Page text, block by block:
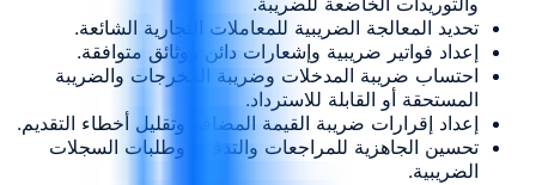
تحديد المعالجة الضريبية للمعاملات التجارية الشائعة.
إعداد فواتير ضريبية وإشعارات دائن ووثائق متوافقة.
احتساب ضريبة المدخلات وضريبة المخرجات والضريبة
المستحقة أو القابلة للاسترداد.
إعداد إقرارات ضريبة القيمة المضافة وتقليل أخطاء التقديم.
تحسين الجاهزية للمراجعات والتدقيق وطلبات السجلات
الضريبية.